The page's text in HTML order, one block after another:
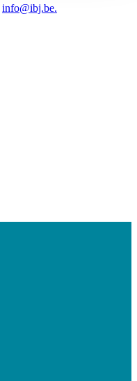
info@ibj.be.